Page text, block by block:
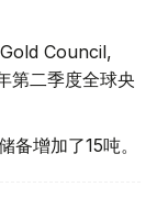
Council,
第二季度全球央
增加了15吨。